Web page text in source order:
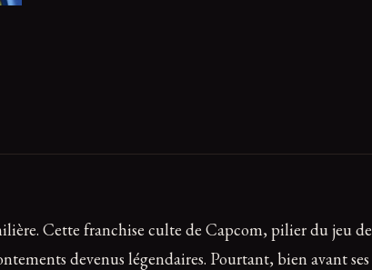
Cette franchise culte de Capcom, pilier du jeu de
devenus légendaires. Pourtant, bien avant ses